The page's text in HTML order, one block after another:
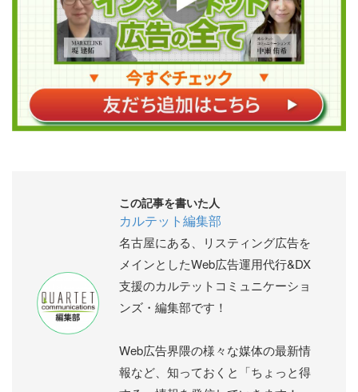
この記事を書いた人
カルテット編集部
名古屋にある、リスティング広告を
メインとしたWeb広告運用代行&DX
支援のカルテットコミュニケーショ
ンズ・編集部です！
Web広告界隈の様々な媒体の最新情
報など、知っておくと「ちょっと得